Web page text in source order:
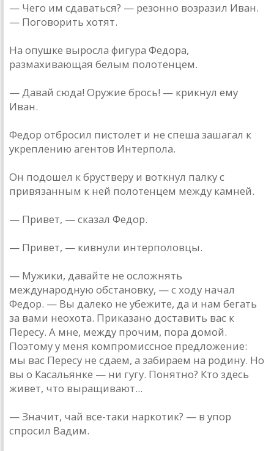
— Чего им сдаваться? — резонно возразил Иван.
— Поговорить хотят.
На опушке выросла фигура Федора,
размахивающая белым полотенцем.
— Давай сюда! Оружие брось! — крикнул ему
Иван.
Федор отбросил пистолет и не спеша зашагал к
укреплению агентов Интерпола.
Он подошел к брустверу и воткнул палку с
привязанным к ней полотенцем между камней.
— Привет, — сказал Федор.
— Привет, — кивнули интерполовцы.
— Мужики, давайте не осложнять
международную обстановку, — с ходу начал
Федор. — Вы далеко не убежите, да и нам бегать
за вами неохота. Приказано доставить вас к
Пересу. А мне, между прочим, пора домой.
Поэтому у меня компромиссное предложение:
мы вас Пересу не сдаем, а забираем на родину. Но
вы о Касальянке — ни гугу. Понятно? Кто здесь
живет, что выращивают...
— Значит, чай все-таки наркотик? — в упор
спросил Вадим.